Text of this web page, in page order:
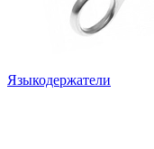
Языкодержатели